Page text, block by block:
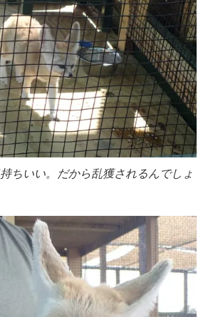
ちいい。だから乱獲されるんでしょ